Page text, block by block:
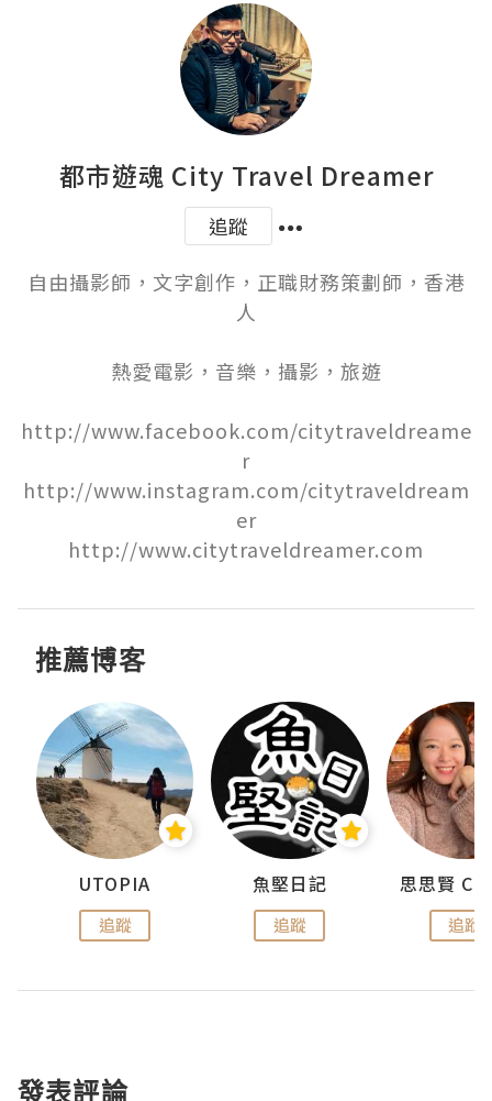
都市遊魂 City Travel Dreamer
追蹤
自由攝影師，文字創作，正職財務策劃師，香港
人
熱愛電影，音樂，攝影，旅遊
http://www.facebook.com/citytraveldreame
r
http://www.instagram.com/citytraveldream
er
http://www.citytraveldreamer.com
推薦博客
UTOPIA
追蹤
魚堅日記
追蹤 追蹤
發表評論